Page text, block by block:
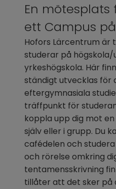
En mötesplats
ett Campus
Hofors Lärcentrum är
studerar på
yrkeshögskola. Här
ständigt utvecklas för
eftergymnasiala
träffpunkt för
koppla upp dig mot
själv eller i grupp. Du
cafédelen och
och rörelse omkring
tentamensskrivning
tillåter att det sker på